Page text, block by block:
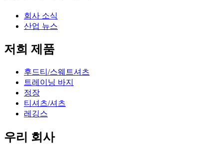
회사 소식
산업 뉴스
저희 제품
후드티/스웨트셔츠
트레이닝 바지
정장
티셔츠/셔츠
레깅스
우리 회사